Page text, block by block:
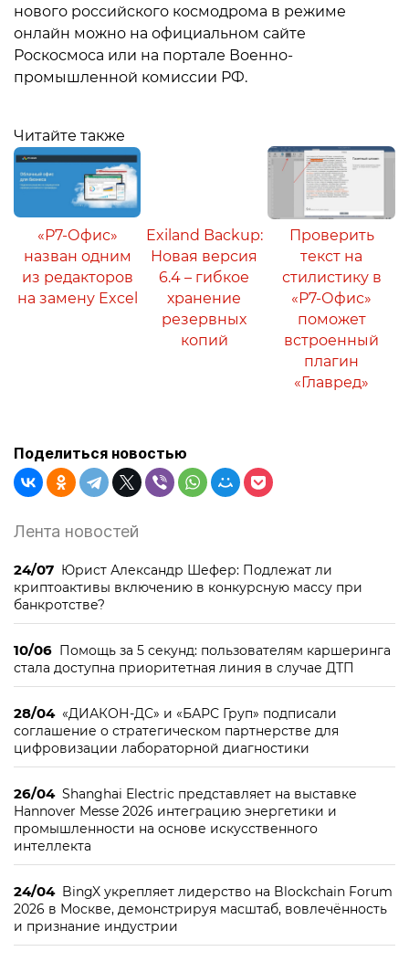
нового российского космодрома в режиме
онлайн можно на официальном сайте
Роскосмоса или на портале Военно-
промышленной комиссии РФ.
Читайте также
«Р7-Офис»
назван одним
из редакторов
на замену Excel
Exiland Backup:
Новая версия
6.4 – гибкое
хранение
резервных
копий
Проверить
текст на
стилистику в
«Р7-Офис»
поможет
встроенный
плагин
«Главред»
Поделиться новостью
Лента новостей
24/07 Юрист Александр Шефер: Подлежат ли
криптоактивы включению в конкурсную массу при
банкротстве?
10/06 Помощь за 5 секунд: пользователям каршеринга
стала доступна приоритетная линия в случае ДТП
28/04 «ДИАКОН-ДС» и «БАРС Груп» подписали
соглашение о стратегическом партнерстве для
цифровизации лабораторной диагностики
26/04 Shanghai Electric представляет на выставке
Hannover Messe 2026 интеграцию энергетики и
промышленности на основе искусственного
интеллекта
24/04 BingX укрепляет лидерство на Blockchain Forum
2026 в Москве, демонстрируя масштаб, вовлечённость
и признание индустрии